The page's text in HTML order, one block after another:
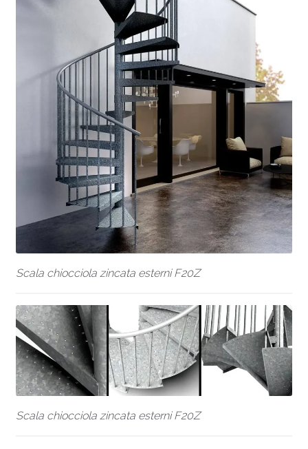
Scala chiocciola zincata esterni F20Z
Scala chiocciola zincata esterni F20Z